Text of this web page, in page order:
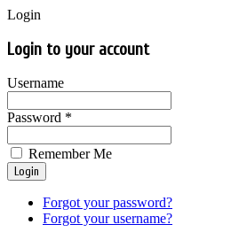
Login
Login to your account
Username
Password *
Remember Me
Login
Forgot your password?
Forgot your username?